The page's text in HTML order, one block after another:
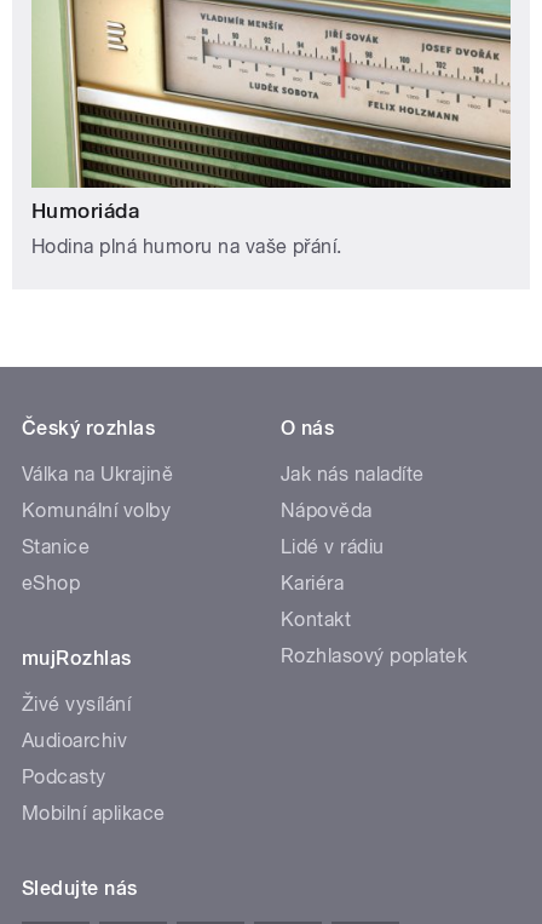
Humoriáda
Hodina plná humoru na vaše přání.
Český rozhlas
Válka na Ukrajině
Komunální volby
Stanice
eShop
mujRozhlas
Živé vysílání
Audioarchiv
Podcasty
Mobilní aplikace
O nás
Jak nás naladíte
Nápověda
Lidé v rádiu
Kariéra
Kontakt
Rozhlasový poplatek
Sledujte nás